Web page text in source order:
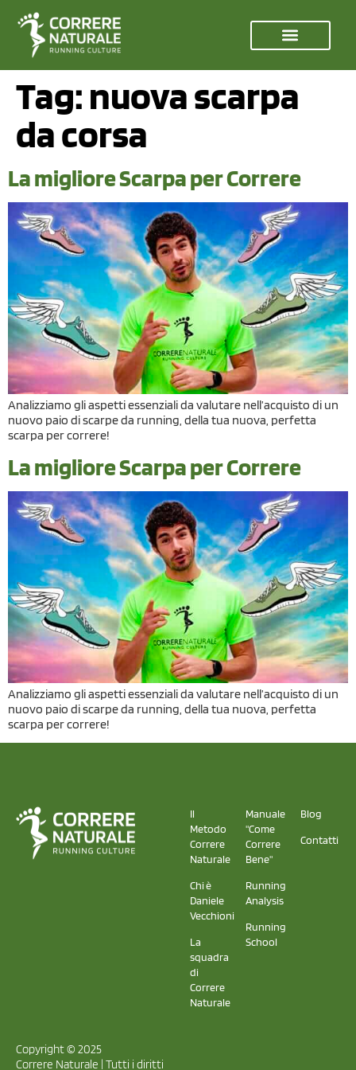
Tag:nuova scarpa
da corsa
La migliore Scarpa per Correre
Analizziamo gli aspetti essenziali da valutare nell’acquisto di un
nuovo paio di scarpe da running, della tua nuova, perfetta
scarpa per correre!
La migliore Scarpa per Correre
Analizziamo gli aspetti essenziali da valutare nell’acquisto di un
nuovo paio di scarpe da running, della tua nuova, perfetta
scarpa per correre!
Il
Metodo
Correre
Naturale
Chi è
Daniele
Vecchioni
La
squadra
di
Correre
Naturale
Manuale
"Come
Correre
Bene"
Running
Analysis
Running
School
Blog
Contatti
Copyright © 2025
Correre Naturale | Tutti i diritti